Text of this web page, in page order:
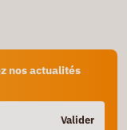
nos actualités
Valider